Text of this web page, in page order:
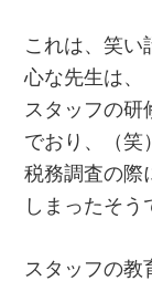
これは、笑い
心な先生は、
スタッフの研
でおり、（笑）
税務調査の際
しまったそう
スタッフの